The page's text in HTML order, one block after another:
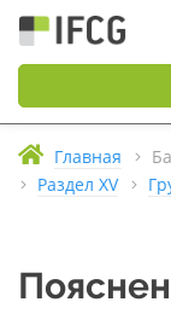
Главная
Раздел XV